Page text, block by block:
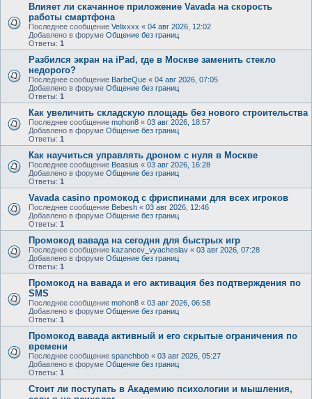
Влияет ли скачанное приложение Vavada на скорость
работы смартфона
Последнее сообщение Velixxxx « 04 авг 2026, 12:02
Добавлено в форуме Общение без границ
Ответы: 1
Разбился экран на iPad, где в Москве заменить стекло
недорого?
Последнее сообщение BarbeQue « 04 авг 2026, 07:05
Добавлено в форуме Общение без границ
Ответы: 1
Как увеличить складскую площадь без нового строительства
Последнее сообщение mohon8 « 03 авг 2026, 18:57
Добавлено в форуме Общение без границ
Ответы: 1
Как научиться управлять дроном с нуля в Москве
Последнее сообщение Beasius « 03 авг 2026, 16:28
Добавлено в форуме Общение без границ
Ответы: 1
Vavada casino промокод с фриспинами для всех игроков
Последнее сообщение Bebesh « 03 авг 2026, 12:46
Добавлено в форуме Общение без границ
Ответы: 1
Промокод вавада на сегодня для быстрых игр
Последнее сообщение kazancev_vyacheslav « 03 авг 2026, 07:28
Добавлено в форуме Общение без границ
Ответы: 1
Промокод на вавада и его активация без подтверждения по
SMS
Последнее сообщение mohon8 « 03 авг 2026, 06:58
Добавлено в форуме Общение без границ
Ответы: 1
Промокод вавада активный и его скрытые ограничения по
времени
Последнее сообщение spanchbob « 03 авг 2026, 05:27
Добавлено в форуме Общение без границ
Ответы: 1
Стоит ли поступать в Академию психологии и мышления,